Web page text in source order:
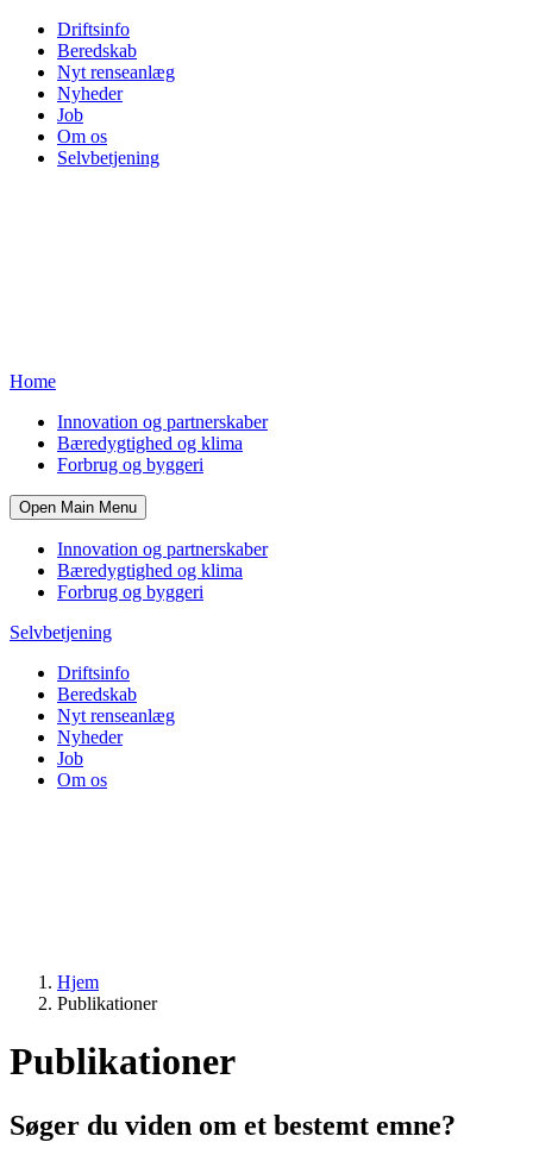
Driftsinfo
Beredskab
Nyt renseanlæg
Nyheder
Job
Om os
Selvbetjening
Home
Innovation og partnerskaber
Bæredygtighed og klima
Forbrug og byggeri
Open Main Menu
Innovation og partnerskaber
Bæredygtighed og klima
Forbrug og byggeri
Selvbetjening
Driftsinfo
Beredskab
Nyt renseanlæg
Nyheder
Job
Om os
Hjem
Publikationer
Publikationer
Søger du viden om et bestemt emne?